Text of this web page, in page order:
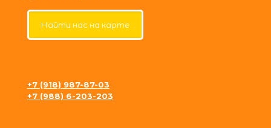
Найти нас на карте
+7 (918) 987-87-03
+7 (988) 6-203-203